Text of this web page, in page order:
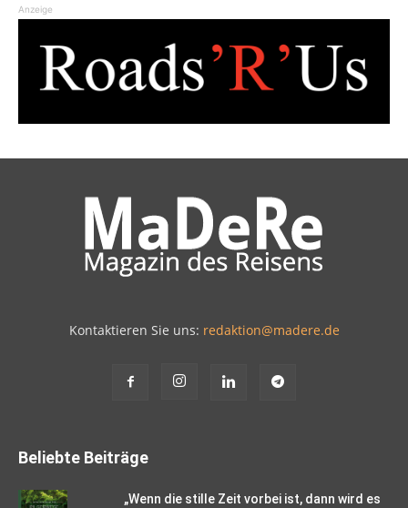
Anzeige
Kontaktieren Sie uns: redaktion@madere.de
Beliebte Beiträge
„Wenn die stille Zeit vorbei ist, dann wird es